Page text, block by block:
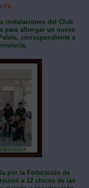
Fe -
instalaciones del Club
para albergar un nuevo
correspondiente a
por la Federación de
a 12 chicos de las